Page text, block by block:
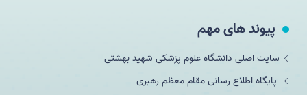
پیوند های مهم
سایت اصلی دانشگاه علوم پزشکی شهید بهشتی
پایگاه اطلاع رسانی مقام معظم رهبری